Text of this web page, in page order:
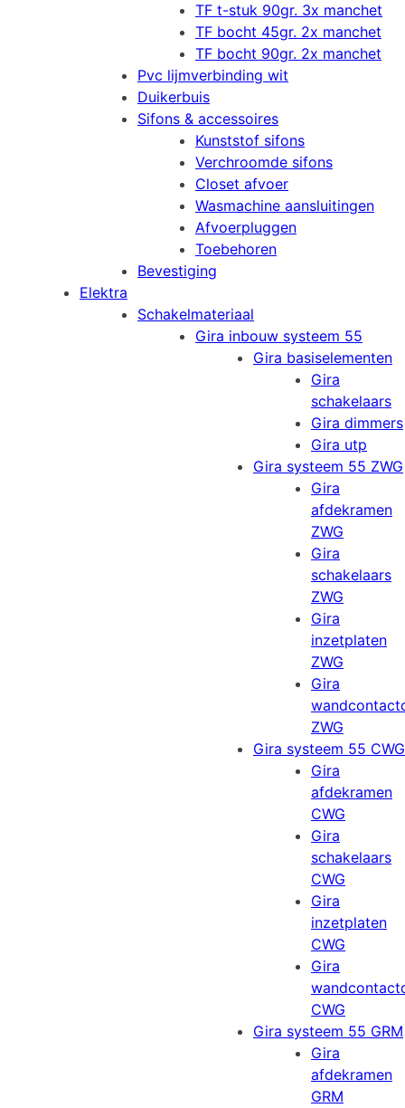
TF t-stuk 90gr. 3x manchet
TF bocht 45gr. 2x manchet
TF bocht 90gr. 2x manchet
Pvc lijmverbinding wit
Duikerbuis
Sifons & accessoires
Kunststof sifons
Verchroomde sifons
Closet afvoer
Wasmachine aansluitingen
Afvoerpluggen
Toebehoren
Bevestiging
Elektra
Schakelmateriaal
Gira inbouw systeem 55
Gira basiselementen
Gira
schakelaars
Gira dimmers
Gira utp
Gira systeem 55 ZWG
Gira
afdekramen
ZWG
Gira
schakelaars
ZWG
Gira
inzetplaten
ZWG
Gira
ZWG
Gira systeem 55 CWG
Gira
afdekramen
CWG
Gira
schakelaars
CWG
Gira
inzetplaten
CWG
Gira
CWG
Gira systeem 55 GRM
Gira
afdekramen
GRM